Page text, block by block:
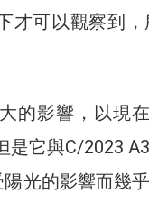
才可以觀察到
的影響，以現
是它與C/2023
光的影響而幾